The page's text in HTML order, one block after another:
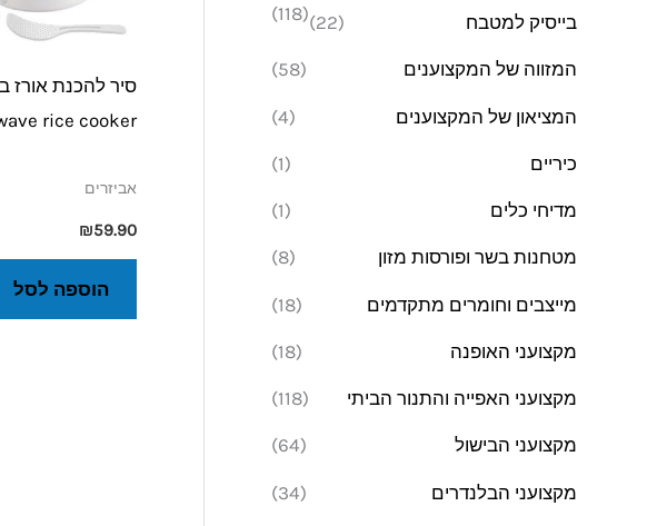
(118)
בייסיק למטבח (22)
המזווה של המקצוענים (58)
המציאון של המקצוענים (4)
כיריים (1)
מדיחי כלים (1)
מטחנות בשר ופורסות מזון (8)
מייצבים וחומרים מתקדמים (18)
מקצועני האופנה (18)
מקצועני האפייה והתנור הביתי (118)
מקצועני הבישול (64)
מקצועני הבלנדרים (34)
סיר להכנת אורז
rice cooker
אביזרים
₪59.90
הוספה לסל